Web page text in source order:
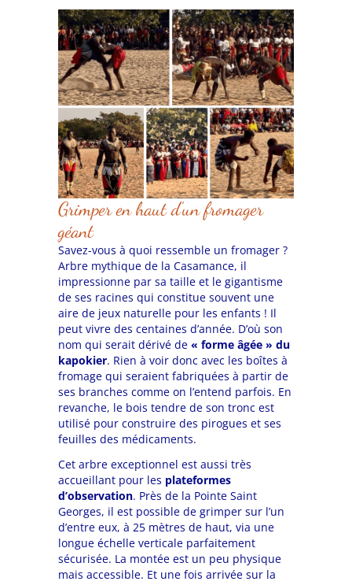
Grimper en haut d’un fromager
géant
Savez-vous à quoi ressemble un fromager ?
Arbre mythique de la Casamance, il
impressionne par sa taille et le gigantisme
de ses racines qui constitue souvent une
aire de jeux naturelle pour les enfants ! Il
peut vivre des centaines d’année. D’où son
nom qui serait dérivé de « forme âgée » du
kapokier. Rien à voir donc avec les boîtes à
fromage qui seraient fabriquées à partir de
ses branches comme on l’entend parfois. En
revanche, le bois tendre de son tronc est
utilisé pour construire des pirogues et ses
feuilles des médicaments.
Cet arbre exceptionnel est aussi très
accueillant pour les plateformes
d’observation. Près de la Pointe Saint
Georges, il est possible de grimper sur l’un
d’entre eux, à 25 mètres de haut, via une
longue échelle verticale parfaitement
sécurisée. La montée est un peu physique
mais accessible. Et une fois arrivée sur la